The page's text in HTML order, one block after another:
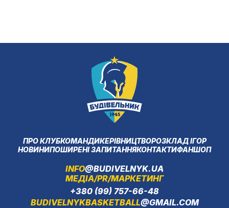
ПРО КЛУБКОМАНДИКЕРІВНИЦТВОРОЗКЛАД ІГОР
НОВИНИПОШИРЕНІ ЗАПИТАННЯКОНТАКТИФАНШОП
INFO@BUDIVELNYK.UA
МЕДІА/PR/МАРКЕТИНГ
+380 (99) 757-66-48
BUDIVELNYKBASKETBALL@GMAIL.COM